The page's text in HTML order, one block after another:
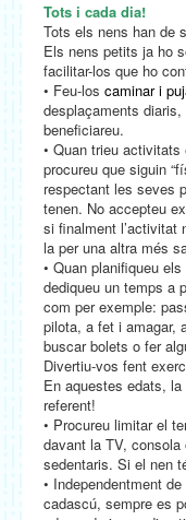
Tots i cada dia!
Tots els nens han de
Els nens petits ja ho
facilitar-los que ho
• Feu-los caminar i
desplaçaments
beneficiareu.
• Quan trieu
procureu que siguin
respectant les seves
tenen. No accepteu
si finalment l’activitat
la per una altra més
• Quan planifiqueu
dediqueu un temps a
com per exemple:
pilota, a fet i amagar,
buscar bolets o fer
Divertiu-vos fent
En aquestes edats,
referent!
• Procureu limitar el
davant la TV, consola
sedentaris. Si el nen
• Independentment
cadascú, sempre es